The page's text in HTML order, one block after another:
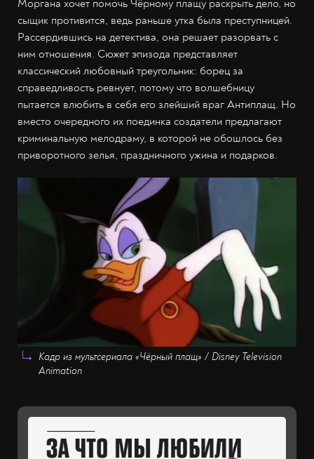
Моргана хочет помочь Чёрному плащу раскрыть дело, но
сыщик противится, ведь раньше утка была преступницей.
Рассердившись на детектива, она решает разорвать с
ним отношения. Сюжет эпизода представляет
классический любовный треугольник: борец за
справедливость ревнует, потому что волшебницу
пытается влюбить в себя его злейший враг Антиплащ. Но
вместо очередного их поединка создатели предлагают
криминальную мелодраму, в которой не обошлось без
приворотного зелья, праздничного ужина и подарков.
Кадр из мультсериала «Чёрный плащ» / Disney Television
Animation